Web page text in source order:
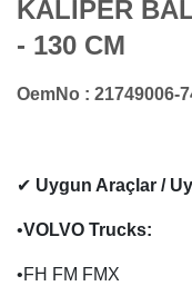
KALİPER
- 130 CM
OemNo : 21749006-
✔ Uygun Araçlar /
•VOLVO Trucks:
•FH FM FMX